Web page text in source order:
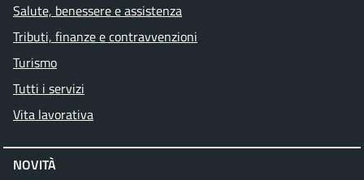
Salute, benessere e assistenza
Tributi, finanze e contravvenzioni
Turismo
Tutti i servizi
Vita lavorativa
NOVITÀ